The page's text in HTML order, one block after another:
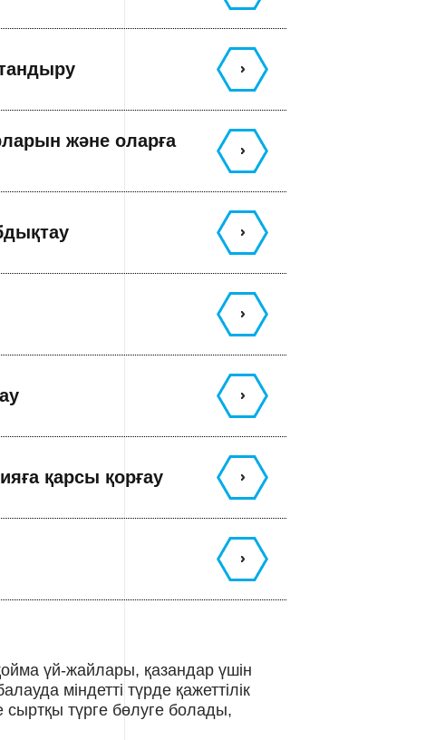
және оларға
қарсы қорғау
үй-жайлары, қазандар үшін
міндетті түрде қажеттілік
сыртқы түрге бөлуге болады,